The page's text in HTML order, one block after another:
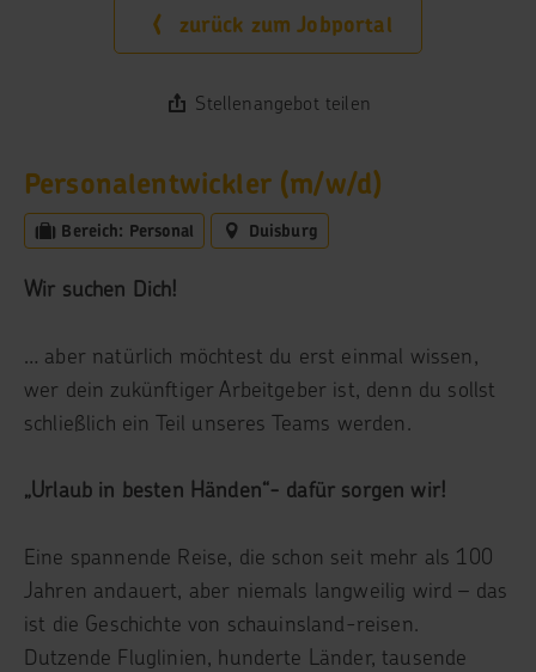
zurück zum Jobportal
Stellenangebot teilen
Personalentwickler (m/w/d)
Bereich: Personal Duisburg
Wir suchen Dich!
… aber natürlich möchtest du erst einmal wissen,
wer dein zukünftiger Arbeitgeber ist, denn du sollst
schließlich ein Teil unseres Teams werden.
„Urlaub in besten Händen“- dafür sorgen wir!
Eine spannende Reise, die schon seit mehr als 100
Jahren andauert, aber niemals langweilig wird – das
ist die Geschichte von schauinsland-reisen.
Dutzende Fluglinien, hunderte Länder, tausende